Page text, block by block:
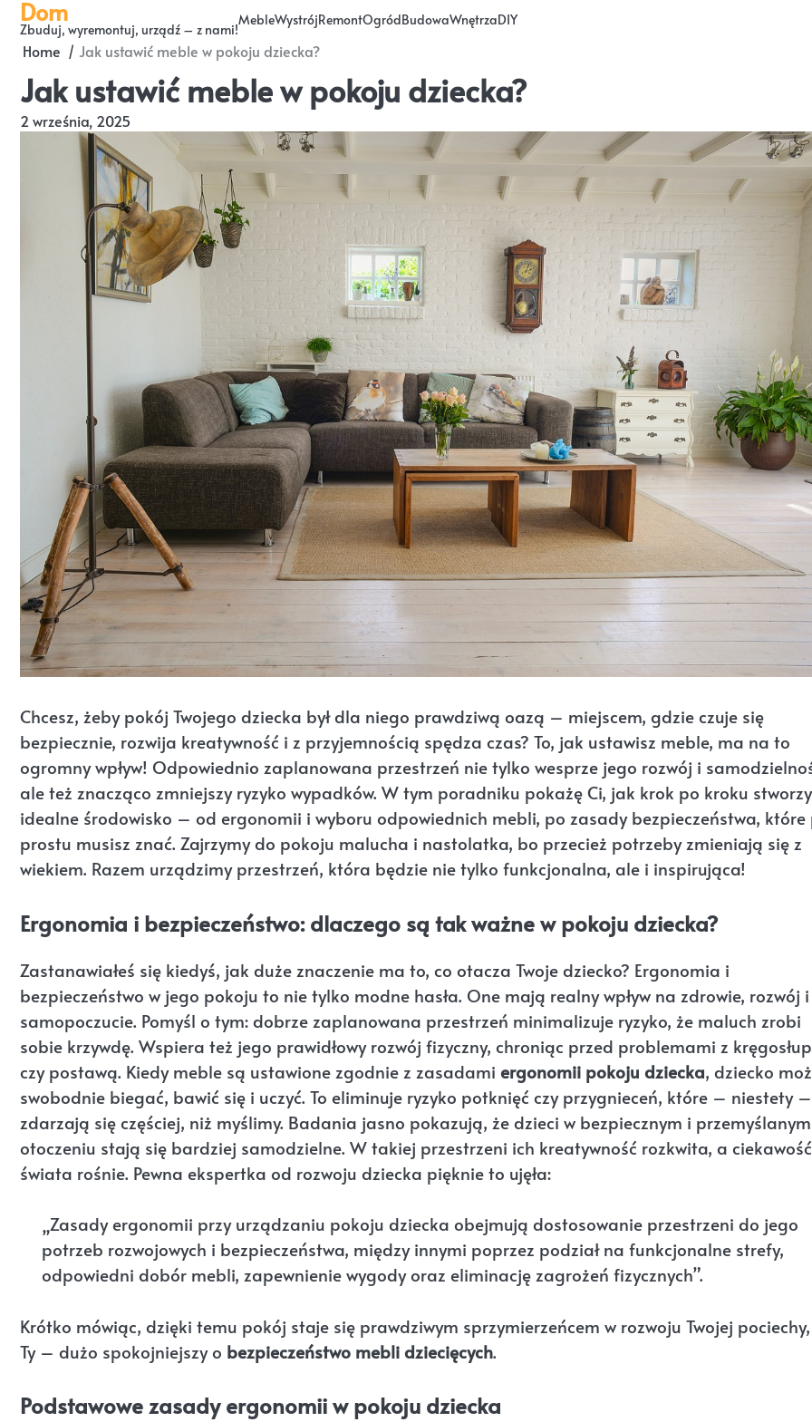
Skip
content
Dom
Zbuduj, wyremontuj, urządź – z nami!
MebleWystrójRemontOgródBudowaWnętrzaDIY
Home Jak ustawić meble w pokoju dziecka?
Jak ustawić meble w pokoju dziecka?
2 września, 2025
Chcesz, żeby pokój Twojego dziecka był dla niego prawdziwą oazą – miejscem, gdzie czuje się
bezpiecznie, rozwija kreatywność i z przyjemnością spędza czas? To, jak ustawisz meble, ma na to
ogromny wpływ! Odpowiednio zaplanowana przestrzeń nie tylko wesprze jego rozwój i
ale też znacząco zmniejszy ryzyko wypadków. W tym poradniku pokażę Ci, jak krok po kroku
idealne środowisko – od ergonomii i wyboru odpowiednich mebli, po zasady bezpieczeństwa, które
prostu musisz znać. Zajrzymy do pokoju malucha i nastolatka, bo przecież potrzeby zmieniają się z
wiekiem. Razem urządzimy przestrzeń, która będzie nie tylko funkcjonalna, ale i inspirująca!
Ergonomia i bezpieczeństwo: dlaczego są tak ważne w pokoju dziecka?
Zastanawiałeś się kiedyś, jak duże znaczenie ma to, co otacza Twoje dziecko? Ergonomia i
bezpieczeństwo w jego pokoju to nie tylko modne hasła. One mają realny wpływ na zdrowie, rozwój i
samopoczucie. Pomyśl o tym: dobrze zaplanowana przestrzeń minimalizuje ryzyko, że maluch zrobi
sobie krzywdę. Wspiera też jego prawidłowy rozwój fizyczny, chroniąc przed problemami z
czy postawą. Kiedy meble są ustawione zgodnie z zasadami ergonomii pokoju dziecka, dziecko
swobodnie biegać, bawić się i uczyć. To eliminuje ryzyko potknięć czy przygnieceń, które – niestety –
zdarzają się częściej, niż myślimy. Badania jasno pokazują, że dzieci w bezpiecznym i przemyślanym
otoczeniu stają się bardziej samodzielne. W takiej przestrzeni ich kreatywność rozkwita, a ciekawość
świata rośnie. Pewna ekspertka od rozwoju dziecka pięknie to ujęła:
„Zasady ergonomii przy urządzaniu pokoju dziecka obejmują dostosowanie przestrzeni do jego
potrzeb rozwojowych i bezpieczeństwa, między innymi poprzez podział na funkcjonalne strefy,
odpowiedni dobór mebli, zapewnienie wygody oraz eliminację zagrożeń fizycznych”.
Krótko mówiąc, dzięki temu pokój staje się prawdziwym sprzymierzeńcem w rozwoju Twojej
Ty – dużo spokojniejszy o bezpieczeństwo mebli dziecięcych.
Podstawowe zasady ergonomii w pokoju dziecka